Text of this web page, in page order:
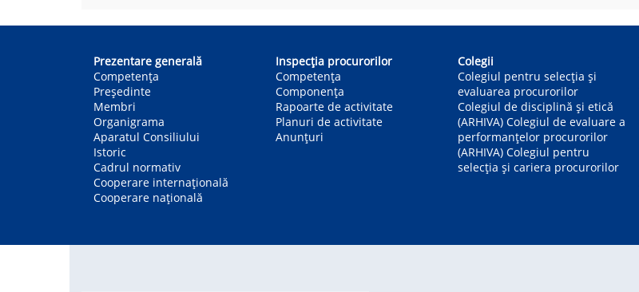
navigation
Prezentare generală
Competența
Președinte
Membri
Organigrama
Aparatul Consiliului
Istoric
Cadrul normativ
Cooperare internațională
Cooperare națională
Inspecția procurorilor
Competenţa
Componența
Rapoarte de activitate
Planuri de activitate
Anunțuri
Colegii
Colegiul pentru selecția și
evaluarea procurorilor
Colegiul de disciplină și etică
(ARHIVA) Colegiul de evaluare a
performanțelor procurorilor
(ARHIVA) Colegiul pentru
selecția și cariera procurorilor